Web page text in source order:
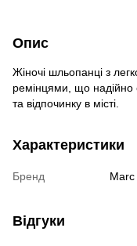
Опис
Жіночі шльопанці з
ремінцями, що надійно
та відпочинку в місті.
Характеристики
Бренд Marc
Відгуки